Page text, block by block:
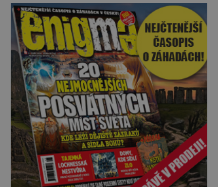
temná minulost mohla zanechat něco, co se
dodnes nepodařilo vysvětlit. Kamenný hrad stojí v
horách Salcburska u